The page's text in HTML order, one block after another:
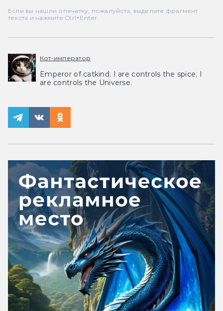
Если вы нашли опечатку, пожалуйста, выделите фрагмент
текста и нажмите Ctrl+Enter.
Кот-император
Emperor of catkind. I are controls the spice, I
are controls the Universe.